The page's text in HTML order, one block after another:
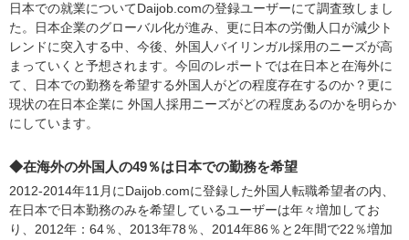
日本での就業についてDaijob.comの登録ユーザーにて調査致しまし
た。日本企業のグローバル化が進み、更に日本の労働人口が減少ト
レンドに突入する中、今後、外国人バイリンガル採用のニーズが高
まっていくと予想されます。今回のレポートでは在日本と在海外に
て、日本での勤務を希望する外国人がどの程度存在するのか？更に
現状の在日本企業に 外国人採用ニーズがどの程度あるのかを明らか
にしています。
◆在海外の外国人の49％は日本での勤務を希望
2012-2014年11月にDaijob.comに登録した外国人転職希望者の内、
在日本で日本勤務のみを希望しているユーザーは年々増加してお
り、2012年：64％、2013年78％、2014年86％と2年間で22％増加